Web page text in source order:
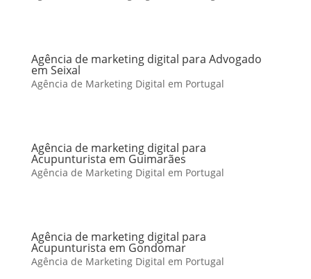
Agência de marketing digital para Advogado
em Seixal
Agência de Marketing Digital em Portugal
Agência de marketing digital para
Acupunturista em Guimarães
Agência de Marketing Digital em Portugal
Agência de marketing digital para
Acupunturista em Gondomar
Agência de Marketing Digital em Portugal